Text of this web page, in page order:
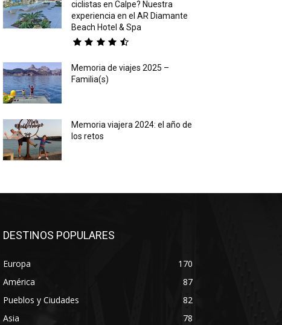
ciclistas en Calpe? Nuestra
experiencia en el AR Diamante
Beach Hotel & Spa
Memoria de viajes 2025 –
Familia(s)
Memoria viajera 2024: el año de
los retos
DESTINOS POPULARES
Europa
170
América
87
Pueblos y Ciudades
82
Asia
78